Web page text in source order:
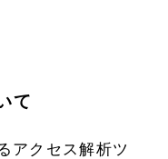
て
アクセス解析ツ